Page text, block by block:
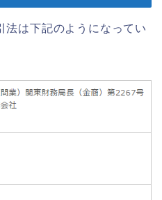
法は下記のようになってい